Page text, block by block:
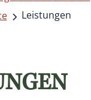
Leistungen